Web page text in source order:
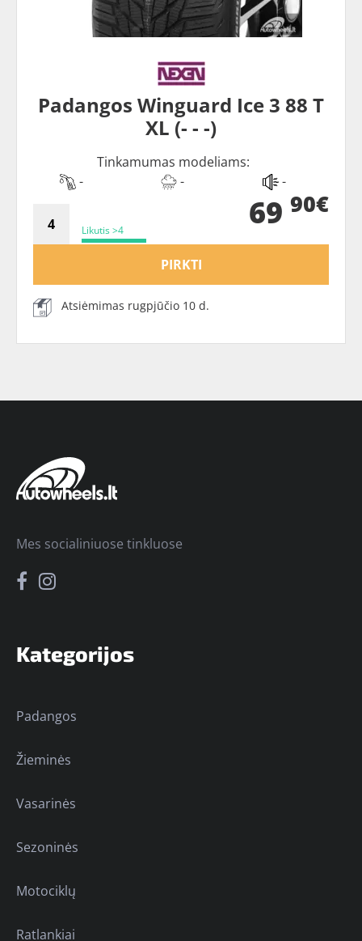
Padangos Winguard Ice 3 88 T
XL (- - -)
Tinkamumas modeliams:
-
- -
Likutis >4 69 90€
PIRKTI
Atsiėmimas rugpjūčio 10 d.
Kategorijos
Padangos
Žieminės
Vasarinės
Sezoninės
Motociklų
Ratlankiai
Mes socialiniuose tinkluose